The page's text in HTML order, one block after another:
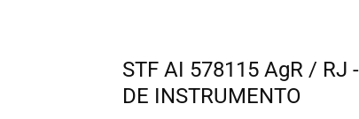
STF AI 578115 AgR / RJ
DE INSTRUMENTO